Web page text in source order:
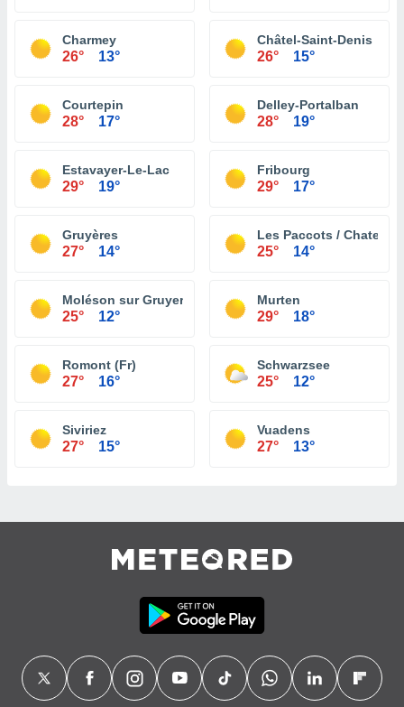
Charmey
26° 13°
Châtel-Saint-Denis
26° 15°
Courtepin
28° 17°
Delley-Portalban
28° 19°
Estavayer-Le-Lac
29° 19°
Fribourg
29° 17°
Gruyères
27° 14°
Les Paccots / Chatel St
25° 14°
Moléson sur Gruyeres
25° 12°
Murten
29° 18°
Romont (Fr)
27° 16°
Schwarzsee
25° 12°
Siviriez
27° 15°
Vuadens
27° 13°